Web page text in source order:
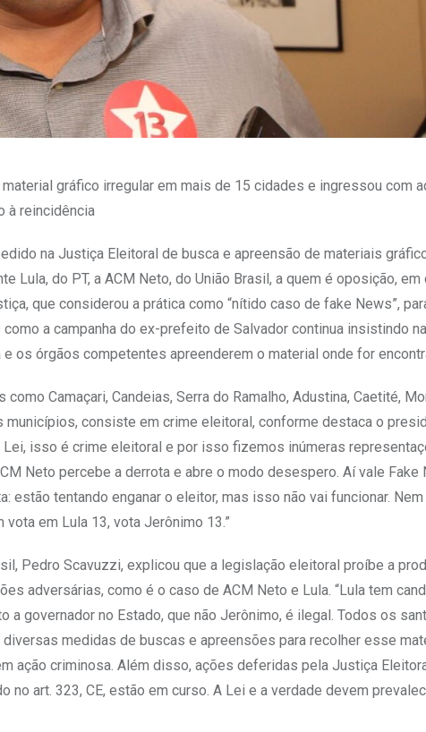
gráfico irregular em mais de 15 cidades e ingressou com
à reincidência
na Justiça Eleitoral de busca e apreensão de materiais
Lula, do PT, a ACM Neto, do União Brasil, a quem é oposição, em
que considerou a prática como “nítido caso de fake News”,
a campanha do ex-prefeito de Salvador continua insistindo
os órgãos competentes apreenderem o material onde for
Camaçari, Candeias, Serra do Ramalho, Adustina, Caetité,
municípios, consiste em crime eleitoral, conforme destaca o
Lei, isso é crime eleitoral e por isso fizemos inúmeras
Neto percebe a derrota e abre o modo desespero. Aí vale Fake
estão tentando enganar o eleitor, mas isso não vai funcionar.
em Lula 13, vota Jerônimo 13.”
Pedro Scavuzzi, explicou que a legislação eleitoral proíbe a
adversárias, como é o caso de ACM Neto e Lula. “Lula tem
a governador no Estado, que não Jerônimo, é ilegal. Todos os
medidas de buscas e apreensões para recolher esse
ação criminosa. Além disso, ações deferidas pela Justiça
art. 323, CE, estão em curso. A Lei e a verdade devem